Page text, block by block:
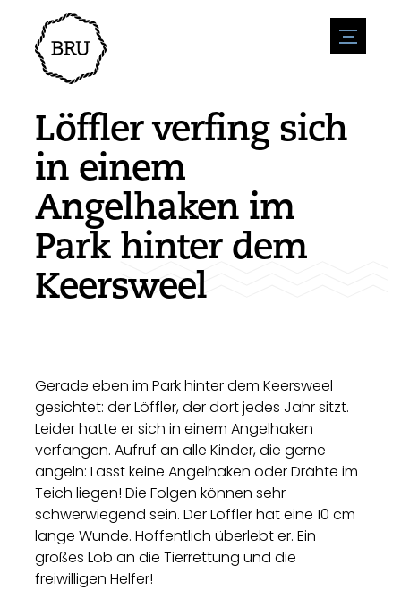
menu
Veranstaltungskalender
Veranstaltung anmelden
Übernachtung
Geschäfte
Natur & wasser
Sport
Sehenswürdigkeiten
Geschichte
Zugänglichkeit
Parken
Wohnumfeld
Um zu unternehmen
Stellenangebote
Stellenangebote veröffentlichen
Unternehmen
BIZ Bruinisse
Nachrichtenübersicht
Neuigkeiten einreichen
Löffler verfing sich
in einem
Angelhaken im
Park hinter dem
Keersweel
Gerade eben im Park hinter dem Keersweel
gesichtet: der Löffler, der dort jedes Jahr sitzt.
Leider hatte er sich in einem Angelhaken
verfangen. Aufruf an alle Kinder, die gerne
angeln: Lasst keine Angelhaken oder Drähte im
Teich liegen! Die Folgen können sehr
schwerwiegend sein. Der Löffler hat eine 10 cm
lange Wunde. Hoffentlich überlebt er. Ein
großes Lob an die Tierrettung und die
freiwilligen Helfer!